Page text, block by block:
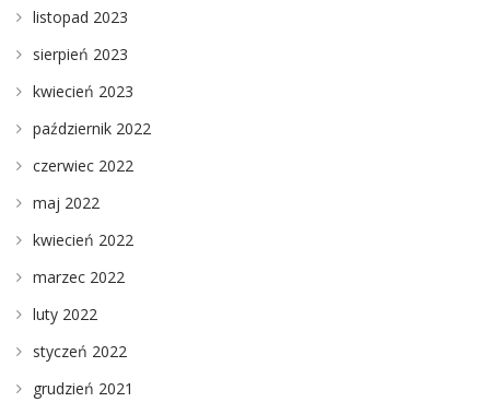
listopad 2023
sierpień 2023
kwiecień 2023
październik 2022
czerwiec 2022
maj 2022
kwiecień 2022
marzec 2022
luty 2022
styczeń 2022
grudzień 2021